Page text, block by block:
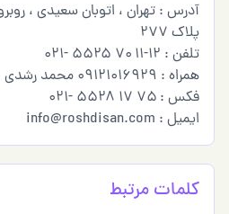
آدرس : تهران ، اتوبان سعیدی ،
پلاک ۲۷۷
تلفن : ۱۲-۱۱ ۷۰ ۵۵۲۵ -۰۲۱
همراه : ۰۹۱۲۱۰۱۶۹۲۹ محمد رشدی
فکس : ۷۵ ۱۷ ۵۵۲۸ -۰۲۱
ایمیل : info@roshdisan.com
کلمات مرتبط